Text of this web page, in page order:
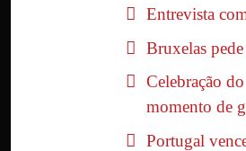
Entrevista
Bruxelas
Celebração
momento de
Portugal